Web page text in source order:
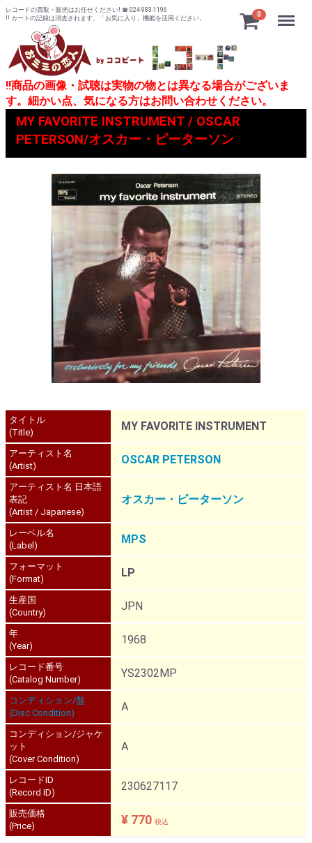
レコードの買取・販売はお任せください! ☎ 024-983-1196
!! カートの記録は消去されます、「お気に入り」機能を活用ください。
0 Menu
!!商品の画像・試聴は実物の物とは異なる場合がございま
す。細かい点、気になる方はお問い合わせください。
MY FAVORITE INSTRUMENT / OSCAR
PETERSON/オスカー・ピーターソン
タイトル
(Title)
MY FAVORITE INSTRUMENT
アーティスト名
(Artist)
OSCAR PETERSON
アーティスト名 日本語
表記
(Artist / Japanese)
オスカー・ピーターソン
レーベル名
(Label)
MPS
フォーマット
(Format)
LP
生産国
(Country)
JPN
年
(Year)
1968
レコード番号
(Catalog Number)
YS2302MP
コンディション/盤
(Disc Condition)
A
コンディション/ジャケ
ット
(Cover Condition)
A
レコードID
(Record ID)
230627117
販売価格
(Price)
¥ 770 税込